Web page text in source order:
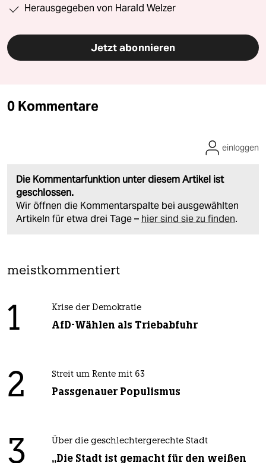
Herausgegeben von Harald Welzer
Jetzt abonnieren
0 Kommentare
Die Kommentarfunktion unter diesem Artikel ist
geschlossen.
Wir öffnen die Kommentarspalte bei ausgewählten
Artikeln für etwa drei Tage – hier sind sie zu finden.
einloggen
meistkommentiert
1 Krise der Demokratie
AfD-Wählen als Triebabfuhr
2 Streit um Rente mit 63
Passgenauer Populismus
3 Über die geschlechtergerechte Stadt
„Die Stadt ist gemacht für den weißen